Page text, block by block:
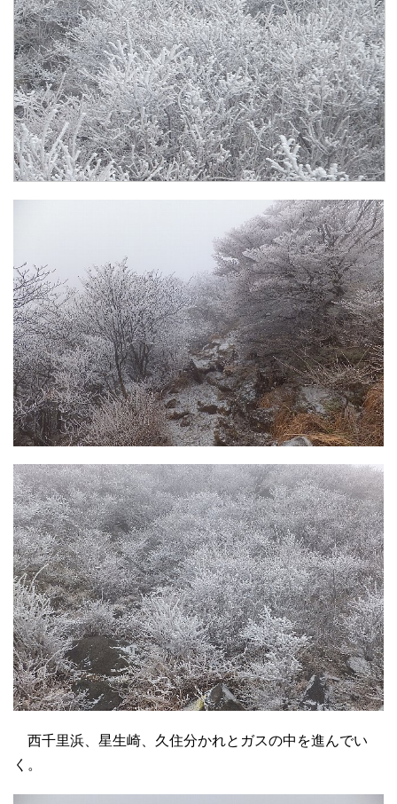
西千里浜、星生崎、久住分かれとガスの中を進んでい
く。